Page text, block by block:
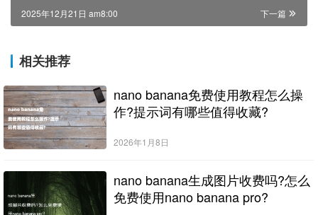
下一篇
2025年12月21日 am8:00
相关推荐
nano banana免费使用教程怎么操
作?提示词有哪些值得收藏?
2026年1月8日
nano banana生成图片收费吗?怎么
免费使用nano banana pro?